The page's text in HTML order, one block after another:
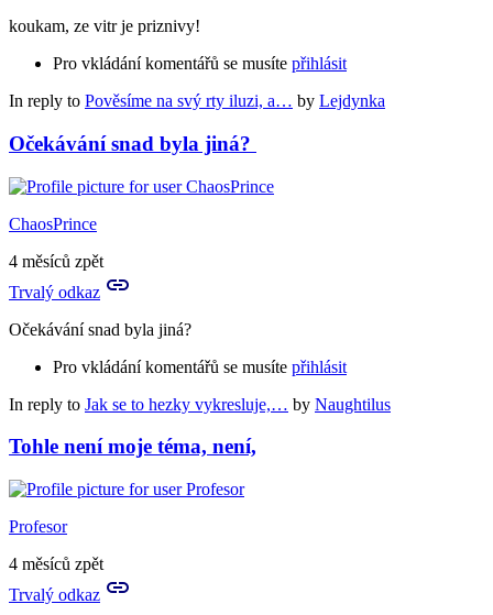
koukam, ze vitr je priznivy!
Pro vkládání komentářů se musíte přihlásit
In reply to Pověsíme na svý rty iluzi, a… by Lejdynka
Očekávání snad byla jiná?
ChaosPrince
4 měsíců zpět
Trvalý odkaz
Očekávání snad byla jiná?
Pro vkládání komentářů se musíte přihlásit
In reply to Jak se to hezky vykresluje,… by Naughtilus
Tohle není moje téma, není,
Profesor
4 měsíců zpět
Trvalý odkaz